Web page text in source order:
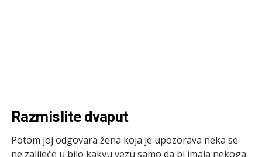
Razmislite dvaput
Potom joj odgovara žena koja je upozorava neka se
ne zalijeće u bilo kakvu vezu samo da bi imala nekoga.